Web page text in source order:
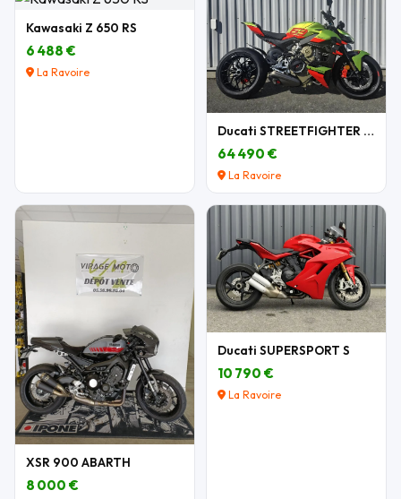
Kawasaki Z 650 RS
6 488 €
La Ravoire
Ducati STREETFIGHTER V4 LAMBORGHINI N°349/630
64 490 €
La Ravoire
XSR 900 ABARTH
8 000 €
Ducati SUPERSPORT S
10 790 €
La Ravoire